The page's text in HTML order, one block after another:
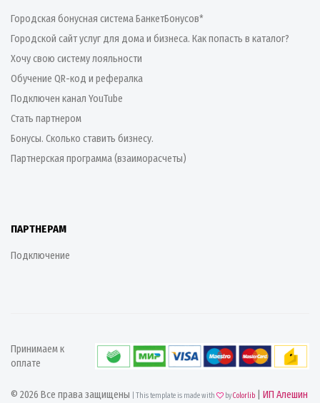
Городская бонусная система БанкетБонусов*
Городской сайт услуг для дома и бизнеса. Как попасть в каталог?
Хочу свою систему лояльности
Обучение QR-код и рефералка
Подключен канал YouTube
Стать партнером
Бонусы. Сколько ставить бизнесу.
Партнерская программа (взаиморасчеты)
ПАРТНЕРАМ
Подключение
Принимаем к
оплате
© 2026 Все права защищены | This template is made with byColorlib
ИП Алешин